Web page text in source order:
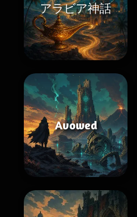
アラビア神話
Avowed